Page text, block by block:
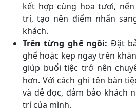
kết hợp cùng hoa tươi,
trí, tạo nên điểm nhấn
khách.
Trên từng ghế ngồi: Đặt
ghế hoặc kẹp ngay trên
giúp buổi tiệc trở nên
hơn. Với cách ghi tên bàn
và dễ đọc, đảm bảo khách
trí của mình.